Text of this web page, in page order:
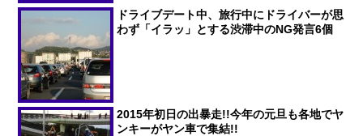
ドライブデート中、旅行中にドライバーが思
わず「イラッ」とする渋滞中のNG発言6個
2015年初日の出暴走!!今年の元旦も各地でヤ
ンキーがヤン車で集結!!